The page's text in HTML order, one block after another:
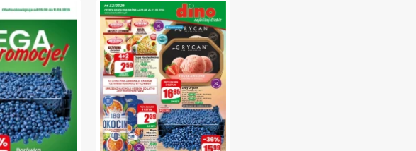
zadowolenie i lojalność kupujących. Sieć Dino to miejsce, gdzie